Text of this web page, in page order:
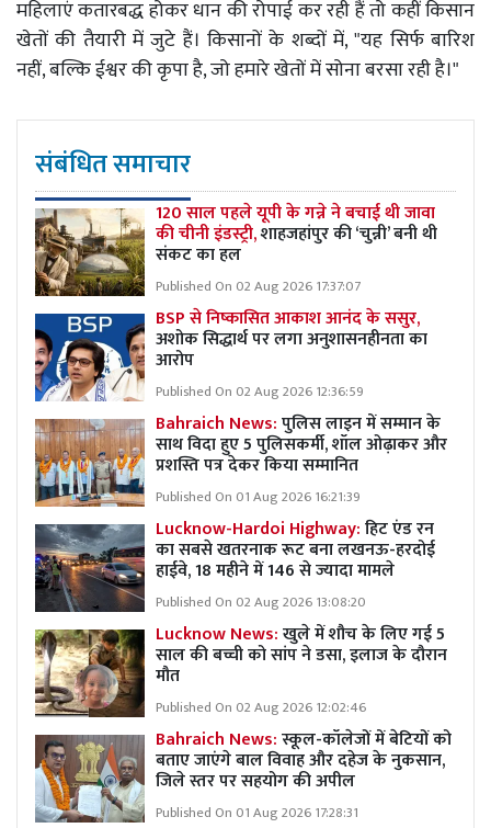
महिलाएं कतारबद्ध होकर धान की रोपाई कर रही हैं तो कहीं किसान
खेतों की तैयारी में जुटे हैं। किसानों के शब्दों में, "यह सिर्फ बारिश
नहीं, बल्कि ईश्वर की कृपा है, जो हमारे खेतों में सोना बरसा रही है।"
संबंधित समाचार
120 साल पहले यूपी के गन्ने ने बचाई थी जावा
की चीनी इंडस्ट्री,शाहजहांपुर की ‘चुन्नी’ बनी थी
संकट का हल
Published On 02 Aug 2026 17:37:07
BSP से निष्कासित आकाश आनंद के ससुर,
अशोक सिद्धार्थ पर लगा अनुशासनहीनता का
आरोप
Published On 02 Aug 2026 12:36:59
Bahraich News:पुलिस लाइन में सम्मान के
साथ विदा हुए 5 पुलिसकर्मी, शॉल ओढ़ाकर और
प्रशस्ति पत्र देकर किया सम्मानित
Published On 01 Aug 2026 16:21:39
Lucknow-Hardoi Highway:हिट एंड रन
का सबसे खतरनाक रूट बना लखनऊ-हरदोई
हाईवे, 18 महीने में 146 से ज्यादा मामले
Published On 02 Aug 2026 13:08:20
Lucknow News:खुले में शौच के लिए गई 5
साल की बच्ची को सांप ने डसा, इलाज के दौरान
मौत
Published On 02 Aug 2026 12:02:46
Bahraich News:स्कूल-कॉलेजों में बेटियों को
बताए जाएंगे बाल विवाह और दहेज के नुकसान,
जिले स्तर पर सहयोग की अपील
Published On 01 Aug 2026 17:28:31